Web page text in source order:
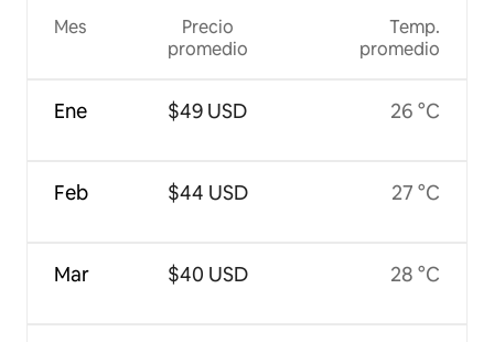
Mes
Ene
Feb
Mar
Precio
promedio
$49 USD
$44 USD
$40 USD
Temp.
promedio
26 °C
27 °C
28 °C